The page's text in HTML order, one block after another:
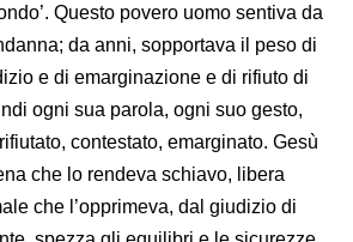
Questo povero uomo sentiva da
da anni, sopportava il peso di
e di emarginazione e di rifiuto di
ogni sua parola, ogni suo gesto,
contestato, emarginato. Gesù
che lo rendeva schiavo, libera
che l’opprimeva, dal giudizio di